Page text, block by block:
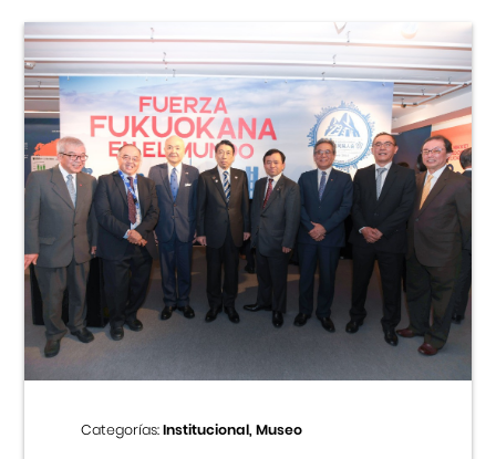
Categorías:Institucional, Museo